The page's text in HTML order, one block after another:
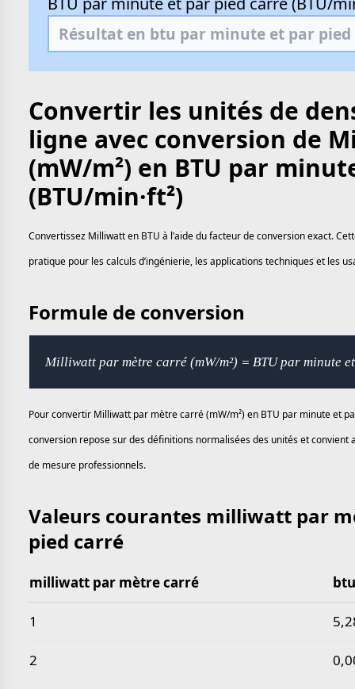
Convertir les unités de
ligne avec conversion de
(mW/m²) en BTU par
(BTU/min·ft²)
Convertissez Milliwatt en BTU à l’aide du facteur de conversion exact.
pratique pour les calculs d’ingénierie, les applications techniques et les
Formule de conversion
Milliwatt par mètre carré (mW/m²) = BTU par minute
Pour convertir Milliwatt par mètre carré (mW/m²) en BTU par minute et
conversion repose sur des définitions normalisées des unités et
de mesure professionnels.
Valeurs courantes milliwatt par
pied carré
Valeurs courantes milliwatt par mètre carré en btu
milliwatt par mètre carré
1
2